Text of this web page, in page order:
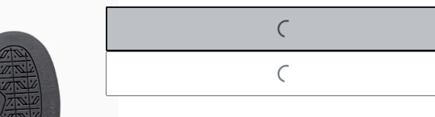
LOADING...
LOADING...